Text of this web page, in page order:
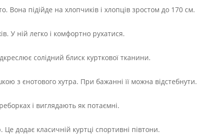
Вона підійде на хлопчиків і хлопців зростом до 170 см.
У ній легко і комфортно рухатися.
солідний блиск курткової тканини.
з єнотового хутра. При бажанні її можна відстебнути.
і виглядають як потаємні.
додає класичній куртці спортивні півтони.